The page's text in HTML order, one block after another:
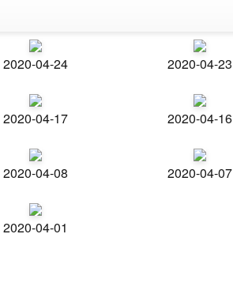
2020-04-24 2020-04-23
2020-04-17 2020-04-16
2020-04-08 2020-04-07
2020-04-01